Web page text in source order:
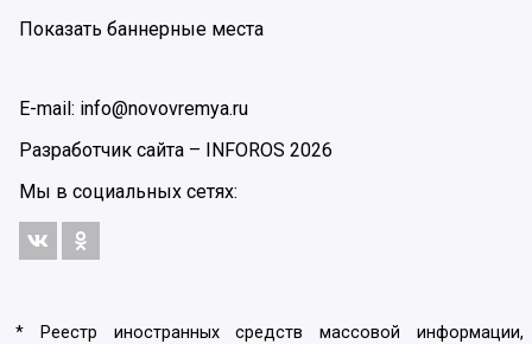
Показать баннерные места
E-mail: info@novovremya.ru
Разработчик сайта – INFOROS 2026
Мы в социальных сетях:
* Реестр иностранных средств массовой информации,